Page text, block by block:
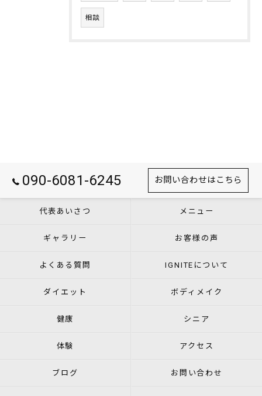
相談
090-6081-6245 お問い合わせはこちら
代表あいさつ メニュー
ギャラリー お客様の声
よくある質問 IGNITEについて
ダイエット ボディメイク
健康 シニア
体験 アクセス
ブログ お問い合わせ